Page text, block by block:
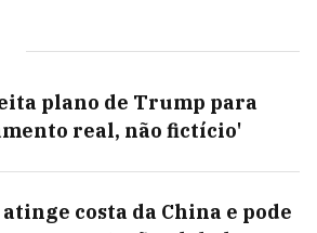
plano de Trump para
real, não fictício'
costa da China e pode